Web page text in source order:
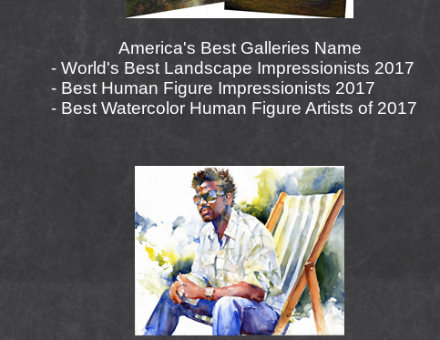
America's Best Galleries Name
- World's Best Landscape Impressionists 2017
- Best Human Figure Impressionists 2017
- Best Watercolor Human Figure Artists of 2017